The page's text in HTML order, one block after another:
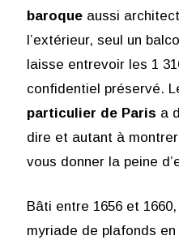
baroqueaussi
l’extérieur, seul un
laisse entrevoir les 1
confidentiel préservé.
particulier de Paris a
dire et autant à
vous donner la peine
Bâti entre 1656 et
myriade de plafonds